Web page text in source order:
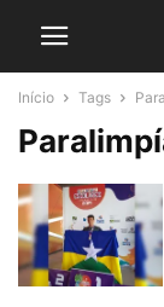
Início Tags